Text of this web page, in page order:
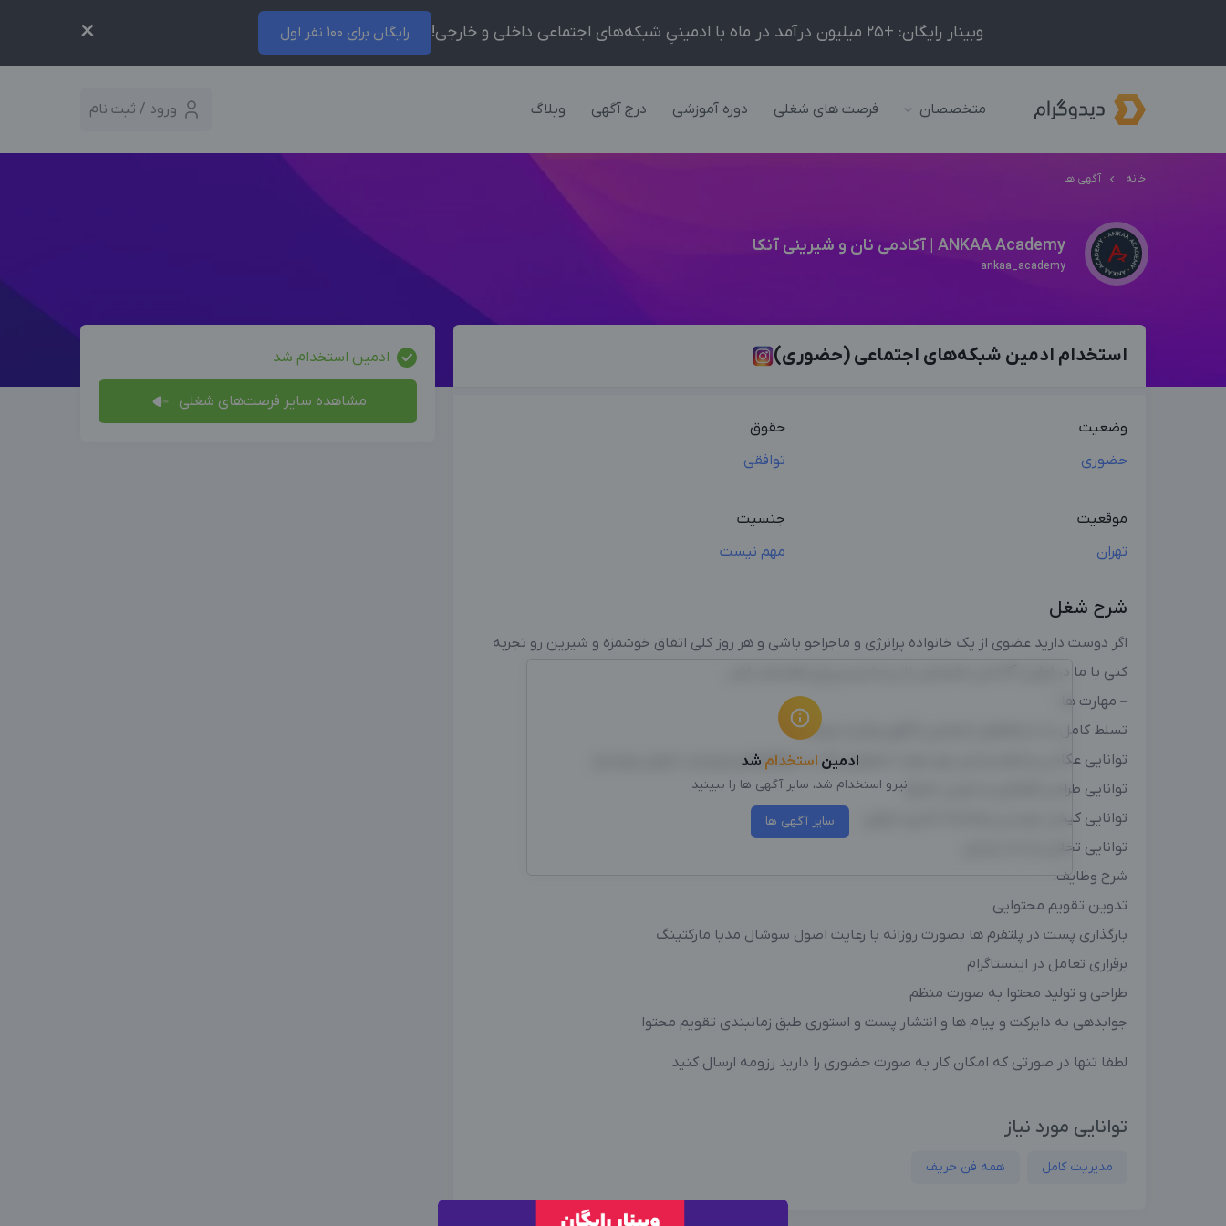
وبینار رایگان: +25 میلیون درآمد در ماه با ادمینیِ شبکه‌های اجتماعی داخلی و خارجی! رایگان برای 100 نفر اول ×
متخصصان فرصت های شغلی دوره آموزشی درج آگهی وبلاگ ورود / ثبت نام
خانه آگهی ها
ANKAA Academy | آکادمی نان و شیرینی آنکا
ankaa_academy
استخدام ادمین شبکه‌های اجتماعی (حضوری)
وضعیت
حضوری
حقوق
توافقی
موقعیت
تهران
جنسیت
مهم نیست
شرح شغل
اگر دوست دارید عضوی از یک خانواده پرانرژی و ماجراجو باشی و هر روز کلی اتفاق خوشمزه و شیرین رو تجربه
کنی با ما در اولین آکادمی تخصصی نان و شیرینی‌پزی همسفر باش.
– مهارت ها :
تسلط کامل به شبکه‌های اجتماعی (الگوریتم) و تبلیغات
توانایی عکاسی و فیلم برداری برای تولید محتوای و کار با نرم‌افزارهای ویرایش تصویر و ویدیو
توانایی طراحی گرافیکی و تدوین محتوا
توانایی کپشن نویسی و هشتک گذاری اصولی
توانایی تحلیل و ایده پردازی
شرح وظایف:
تدوین تقویم محتوایی
بارگذاری پست در پلتفرم ها بصورت روزانه با رعایت اصول سوشال مدیا مارکتینگ
برقراری تعامل در اینستاگرام
طراحی و تولید محتوا به صورت منظم
جوابدهی به دایرکت و پیام ها و انتشار پست و استوری طبق زمانبندی تقویم محتوا
لطفا تنها در صورتی که امکان کار به صورت حضوری را دارید رزومه ارسال کنید
توانایی مورد نیاز
مدیریت کامل همه فن حریف
ادمین استخدام شد
نیرو استخدام شد، سایر آگهی ها را ببینید
سایر آگهی ها
ادمین استخدام شد
مشاهده سایر فرصت‌های شغلی